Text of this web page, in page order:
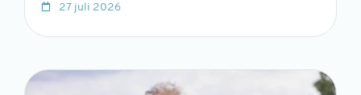
27 juli 2026